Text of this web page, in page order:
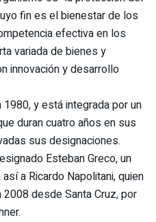
fin es el bienestar de los
efectiva en los
variada de bienes y
innovación y desarrollo
y está integrada por un
duran cuatro años en sus
sus designaciones.
Esteban Greco, un
a Ricardo Napolitani, quien
desde Santa Cruz, por